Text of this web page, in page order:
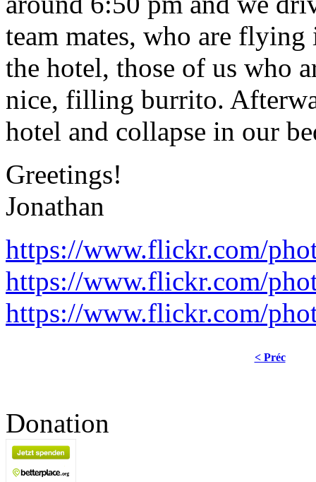
team mates, who are
the hotel, those of us who
nice, filling burrito.
hotel and collapse in our
Greetings!
Jonathan
https://www.flickr.com/
https://www.flickr.com/
https://www.flickr.com/
< Préc
Donation